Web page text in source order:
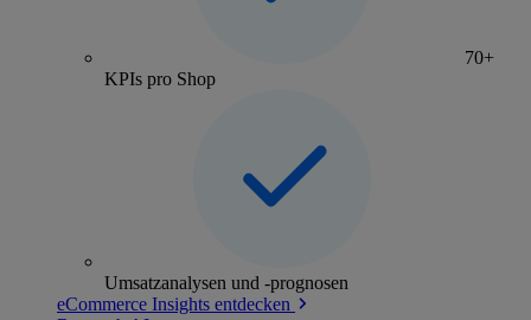
70+
KPIs pro Shop
Umsatzanalysen und -prognosen
eCommerce Insights entdecken